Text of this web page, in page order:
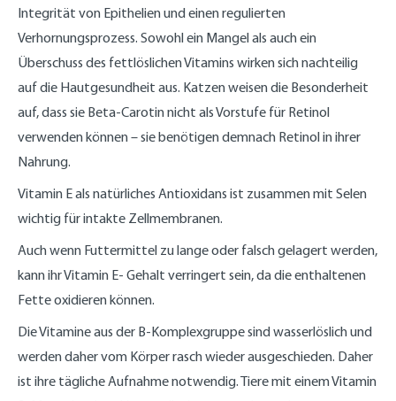
Integrität von Epithelien und einen regulierten
Verhornungsprozess. Sowohl ein Mangel als auch ein
Überschuss des fettlöslichen Vitamins wirken sich nachteilig
auf die Hautgesundheit aus. Katzen weisen die Besonderheit
auf, dass sie Beta-Carotin nicht als Vorstufe für Retinol
verwenden können – sie benötigen demnach Retinol in ihrer
Nahrung.
Vitamin E als natürliches Antioxidans ist zusammen mit Selen
wichtig für intakte Zellmembranen.
Auch wenn Futtermittel zu lange oder falsch gelagert werden,
kann ihr Vitamin E- Gehalt verringert sein, da die enthaltenen
Fette oxidieren können.
Die Vitamine aus der B-Komplexgruppe sind wasserlöslich und
werden daher vom Körper rasch wieder ausgeschieden. Daher
ist ihre tägliche Aufnahme notwendig. Tiere mit einem Vitamin